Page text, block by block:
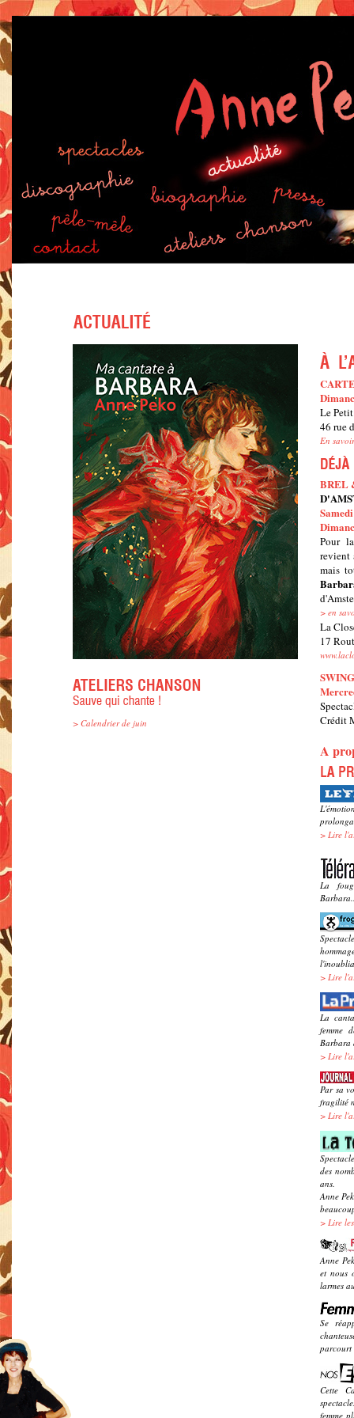
> Calendrier de juin
Le
46 rue
En
BREL
Pour
revient
mais
> en
La
17
Crédit
A
> Lire
La
> Lire
La
femme
Barbara
> Lire
Par sa
fragilité
> Lire
des
ans.
Anne
> Lire
Anne
et nous
larmes
Se
parcourt
Cette
femme